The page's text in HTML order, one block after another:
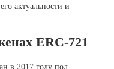
актуальности и
ERC-721
в 2017 году под